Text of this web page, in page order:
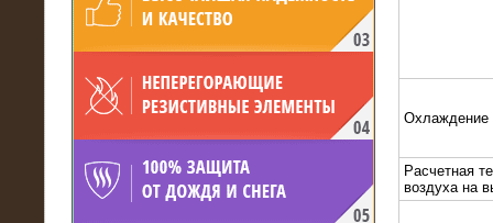
15.04.2017
Нагрузочный комплекс 16 МВт с
Охлаждение
Расчетная
воздуха на